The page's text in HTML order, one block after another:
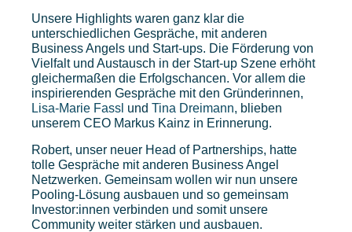
Unsere Highlights waren ganz klar die
unterschiedlichen Gespräche, mit anderen
Business Angels und Start-ups. Die Förderung von
Vielfalt und Austausch in der Start-up Szene erhöht
gleichermaßen die Erfolgschancen. Vor allem die
inspirierenden Gespräche mit den Gründerinnen,
Lisa-Marie Fassl und Tina Dreimann, blieben
unserem CEO Markus Kainz in Erinnerung.
Robert, unser neuer Head of Partnerships, hatte
tolle Gespräche mit anderen Business Angel
Netzwerken. Gemeinsam wollen wir nun unsere
Pooling-Lösung ausbauen und so gemeinsam
Investor:innen verbinden und somit unsere
Community weiter stärken und ausbauen.